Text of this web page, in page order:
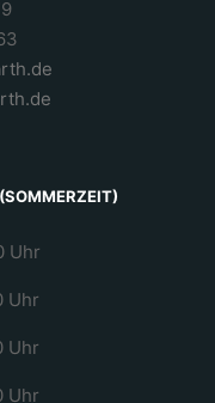
Uhr
Uhr
Uhr
Uhr